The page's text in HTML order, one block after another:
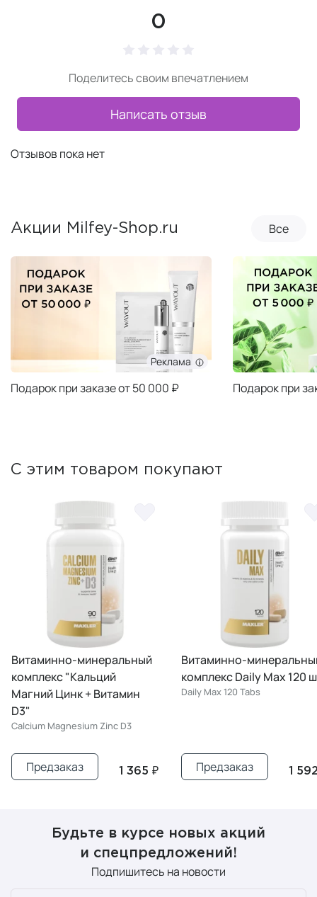
0
Поделитесь своим впечатлением
Написать отзыв
Отзывов пока нет
Акции Milfey-Shop.ru Все
Реклама
Подарок при заказе от 50 000 ₽ Подарок при
С этим товаром покупают
Витаминно-минеральный
комплекс "Кальций
Магний Цинк + Витамин
D3"
Calcium Magnesium Zinc D3
1 365 ₽
Предзаказ
Витаминно-
комплекс Daily Max 120
Daily Max 120 Tabs
1
Предзаказ
Будьте в курсе новых акций
и спецпредложений!
Подпишитесь на новости